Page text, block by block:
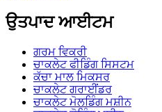
ਉਤਪਾਦ ਆਈਟਮ
ਗਰਮ ਵਿਕਰੀ
ਚਾਕਲੇਟ ਫੀਡਿੰਗ ਸਿਸਟਮ
ਕੱਚਾ ਮਾਲ ਮਿਕਸਰ
ਚਾਕਲੇਟ ਗਰਾਈਂਡਰ
ਚਾਕਲੇਟ ਮੋਲਡਿੰਗ ਮਸ਼ੀਨ